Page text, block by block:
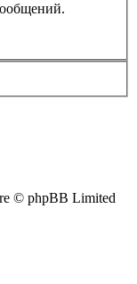
© phpBB Limited